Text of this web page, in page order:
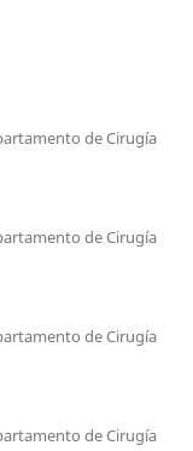
de Cirugía
de Cirugía
de Cirugía
de Cirugía